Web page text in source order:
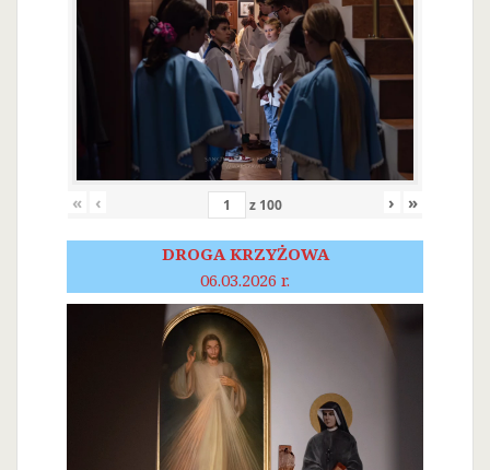
« ‹ z 100 › »
DROGA KRZYŻOWA
06.03.2026 r.